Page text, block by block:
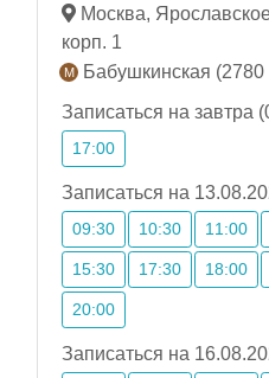
Москва,
корп. 1
Бабушкинская
Записаться на завтра
17:00
Записаться на
09:30 10:30 11:00
15:30 17:30 18:00
20:00
Записаться на